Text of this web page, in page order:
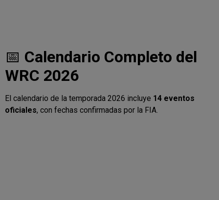
📅 Calendario Completo del
WRC 2026
El calendario de la temporada 2026 incluye 14 eventos
oficiales, con fechas confirmadas por la FIA.